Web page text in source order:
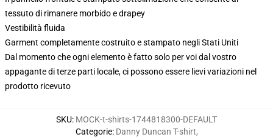
tessuto di rimanere morbido e drapey
Vestibilità fluida
Garment completamente costruito e stampato negli Stati Uniti
Dal momento che ogni elemento è fatto solo per voi dal vostro
appagante di terze parti locale, ci possono essere lievi variazioni nel
prodotto ricevuto
SKU: MOCK-t-shirts-1744818300-DEFAULT
Categorie: Danny Duncan T-shirt,